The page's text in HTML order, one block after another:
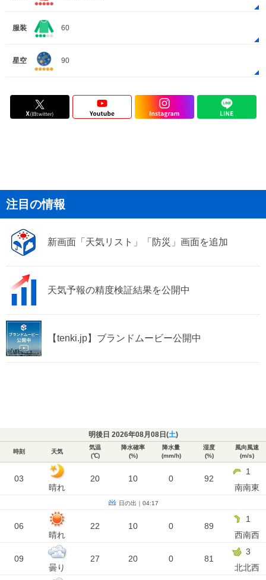
服装 60
星空 90
注目の情報
新画面「天気リスト」「防災」画面を追加
天気予報の精度検証結果を公開中
【tenki.jp】ブランドムービー公開中
明後日 2026年08月08日(土)
時刻 天気
気温
(℃)
降水確率
(%)
降水量
(mm/h)
湿度
(%)
風向風速
(m/s)
03
晴れ
20 10 0 92
1
南南東
日の出｜04:17
06
晴れ
22 10 0 89
1
西南西
09
曇り
27 20 0 81
3
北北西